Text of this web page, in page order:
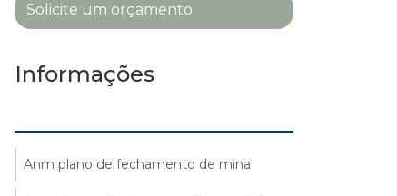
Solicite um orçamento
Informações
Anm plano de fechamento de mina